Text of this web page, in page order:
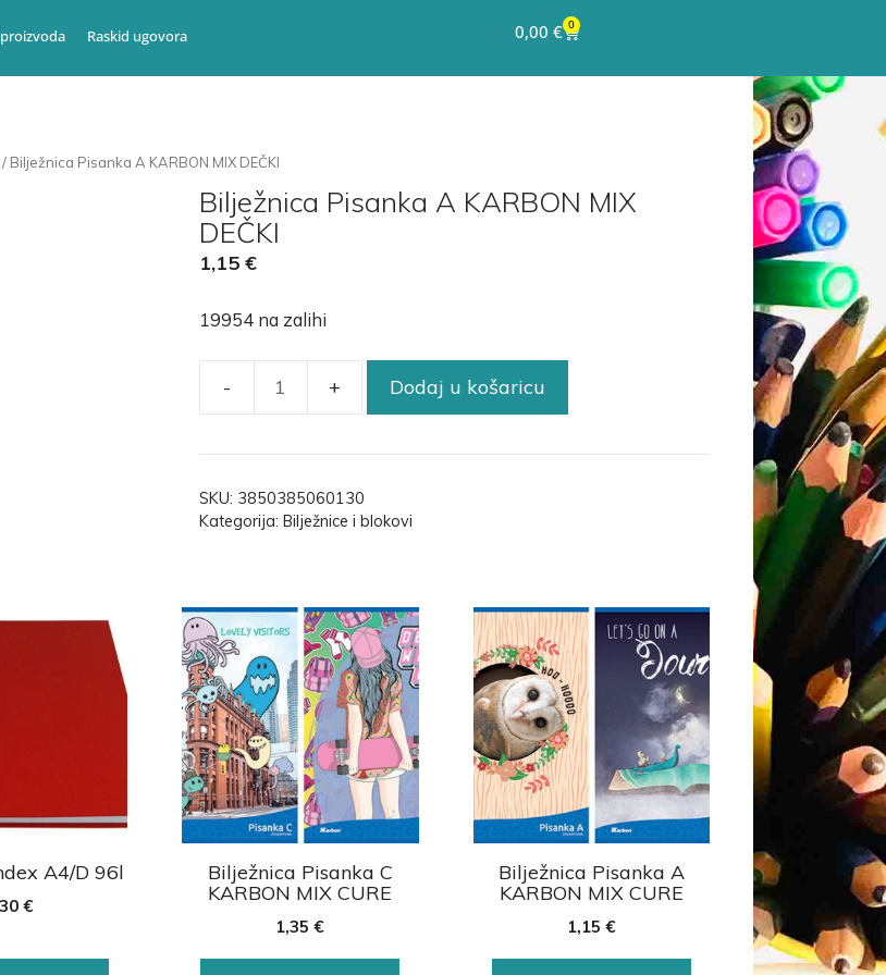
Raskid ugovora 0,00€ 0
/ Bilježnica Pisanka A KARBON MIX DEČKI
Bilježnica Pisanka A KARBON MIX
DEČKI
1,15 €
19954 na zalihi
Dodaj u košaricu
SKU: 3850385060130
Kategorija: Bilježnice i blokovi
A4/D 96l
€
Bilježnica Pisanka C
KARBON MIX CURE
1,35€
Bilježnica Pisanka A
KARBON MIX CURE
1,15 €